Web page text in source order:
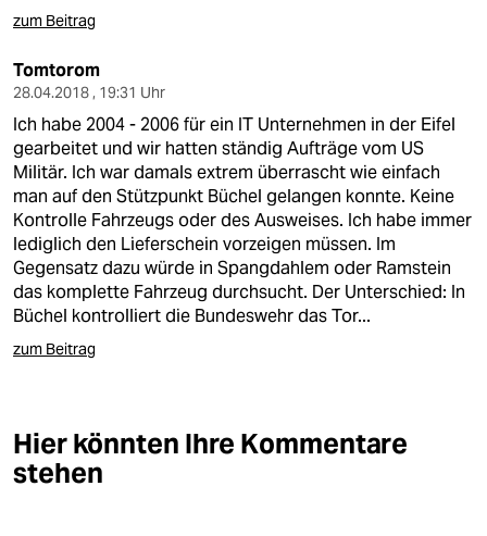
zum Beitrag
Tomtorom
28.04.2018 , 19:31 Uhr
Ich habe 2004 - 2006 für ein IT Unternehmen in der Eifel
gearbeitet und wir hatten ständig Aufträge vom US
Militär. Ich war damals extrem überrascht wie einfach
man auf den Stützpunkt Büchel gelangen konnte. Keine
Kontrolle Fahrzeugs oder des Ausweises. Ich habe immer
lediglich den Lieferschein vorzeigen müssen. Im
Gegensatz dazu würde in Spangdahlem oder Ramstein
das komplette Fahrzeug durchsucht. Der Unterschied: In
Büchel kontrolliert die Bundeswehr das Tor...
zum Beitrag
Hier könnten Ihre Kommentare
stehen